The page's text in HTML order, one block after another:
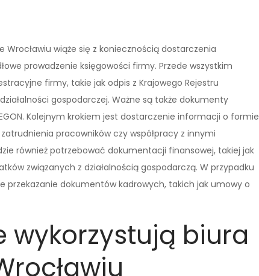
wiąże się z koniecznością dostarczenia
prowadzenie księgowości firmy. Przede wszystkim
firmy, takie jak odpis z Krajowego Rejestru
gospodarczej. Ważne są także dokumenty
Kolejnym krokiem jest dostarczenie informacji o formie
pracowników czy współpracy z innymi
również potrzebować dokumentacji finansowej, takiej jak
związanych z działalnością gospodarczą. W przypadku
dokumentów kadrowych, takich jak umowy o
wykorzystują biura